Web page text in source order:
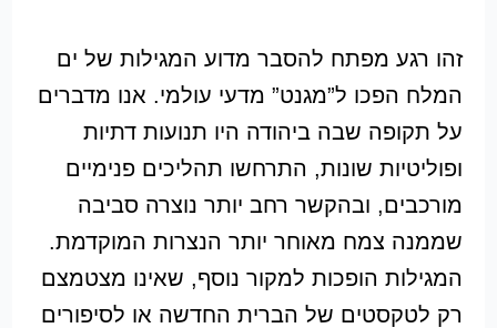
זהו רגע מפתח להסבר מדוע המגילות של ים
המלח הפכו ל”מגנט” מדעי עולמי. אנו מדברים
על תקופה שבה ביהודה היו תנועות דתיות
ופוליטיות שונות, התרחשו תהליכים פנימיים
מורכבים, ובהקשר רחב יותר נוצרה סביבה
שממנה צמח מאוחר יותר הנצרות המוקדמת.
המגילות הופכות למקור נוסף, שאינו מצטמצם
רק לטקסטים של הברית החדשה או לסיפורים